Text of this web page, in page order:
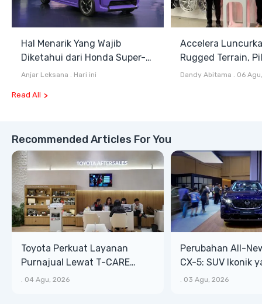
Hal Menarik Yang Wajib
Diketahui dari Honda Super-
ONE Selain Harga
Anjar Leksana . Hari ini
Accelera
Rugged Terrain,
Antara All Terrain
Dandy Abitama . 06
Read All
Recommended Articles For You
Toyota Perkuat Layanan
Purnajual Lewat T-CARE
XTRA, Manfaat Lebih Besar
. 04 Agu, 2026
Perubahan All-
CX-5: SUV Ikonik
Bongsor, Mewah,
. 03 Agu, 2026